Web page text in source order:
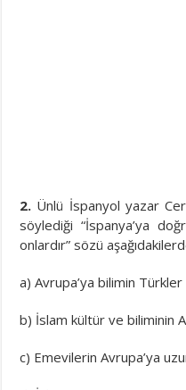
2. Ünlü İspanyol yazar
söylediği “İspanya’ya
onlardır” sözü
a) Avrupa’ya bilimin Türkler
b) İslam kültür ve biliminin
c) Emevilerin Avrupa’ya